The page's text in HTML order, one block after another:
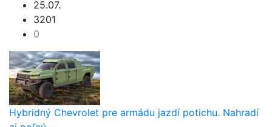
25.07.
3201
0
Hybridný Chevrolet pre armádu jazdí potichu. Nahradí